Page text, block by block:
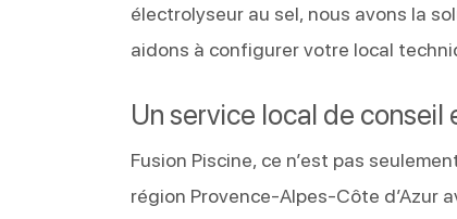
électrolyseur au sel, nous avons la
aidons à configurer votre local
Un service local de
Fusion Piscine, ce n’est pas
région Provence-Alpes-Côte d’Azur